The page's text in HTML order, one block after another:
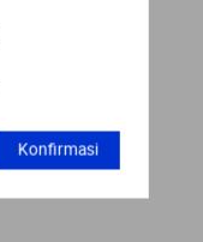
Konfirmasi